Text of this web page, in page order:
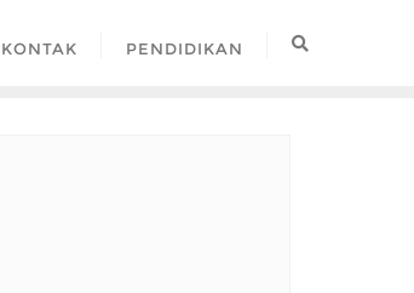
KONTAK PENDIDIKAN